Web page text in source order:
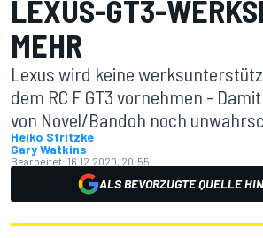
LEXUS-GT3-
MEHR
Lexus wird keine
dem RC F GT3 vornehmen -
von Novel/Bandoh noch
Heiko Stritzke
Gary Watkins
Bearbeitet: 16.12.2020, 20:55
ALS BEVORZUGTE QUELLE